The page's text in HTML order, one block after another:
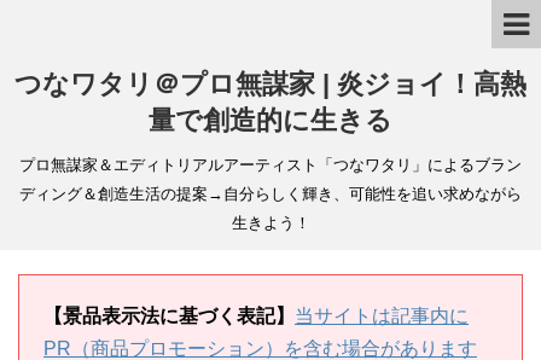
つなワタリ＠プロ無謀家 | 炎ジョイ！高熱
量で創造的に生きる
プロ無謀家＆エディトリアルアーティスト「つなワタリ」によるブラン
ディング＆創造生活の提案→自分らしく輝き、可能性を追い求めながら
生きよう！
【景品表示法に基づく表記】 当サイトは記事内に
PR（商品プロモーション）を含む場合があります